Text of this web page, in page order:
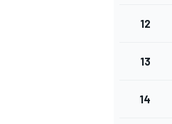
FÓRMULA E
12
13
14